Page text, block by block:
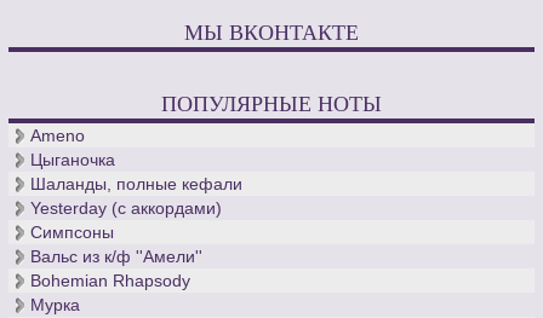
МЫ ВКОНТАКТЕ
ПОПУЛЯРНЫЕ НОТЫ
Ameno
Цыганочка
Шаланды, полные кефали
Yesterday (с аккордами)
Симпсоны
Вальс из к/ф ''Амели''
Bohemian Rhapsody
Мурка